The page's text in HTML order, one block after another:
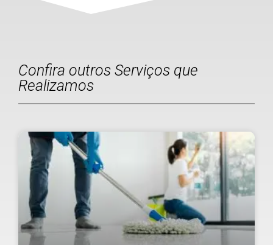
Confira outros Serviços que
Realizamos